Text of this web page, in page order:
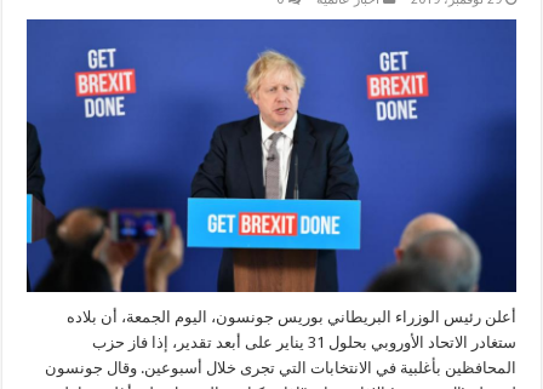
أعلن رئيس الوزراء البريطاني بوريس جونسون، اليوم الجمعة، أن بلاده
ستغادر الاتحاد الأوروبي بحلول 31 يناير على أبعد تقدير، إذا فاز حزب
المحافظين بأغلبية في الانتخابات التي تجرى خلال أسبوعين. وقال جونسون